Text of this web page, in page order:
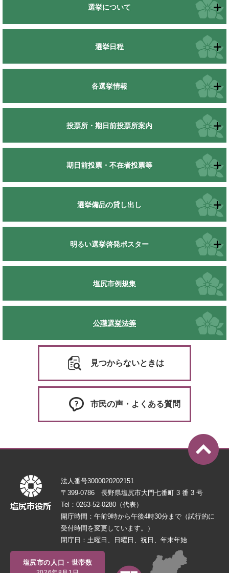
選挙について
選挙日程
各選挙情報
投票所・期日前投票所案内
期日前投票・不在者投票等
選挙備品の貸し出し
明るい選挙啓発ポスター
塩尻市例規集
公職選挙法等
見つからないときは
市民の声・よくある質問
法人番号3000020202151
〒399-0786 長野県塩尻市大門七番町 3 番 3 号
Tel：0263-52-0280（代表）
開庁時間：午前9時から午後4時30分まで（試行的に
受付時間を変更しています。）
閉庁日：土曜日、日曜日、祝日、年末年始
塩尻市の人口・世帯数